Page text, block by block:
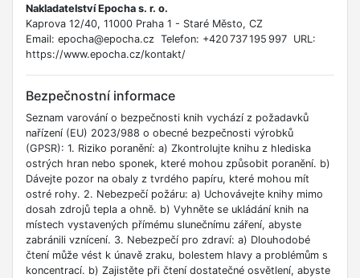
Nakladatelství Epocha s. r. o.
Kaprova 12/40, 11000 Praha 1 - Staré Město, CZ
Email: epocha@epocha.cz Telefon: +420 737 195 997 URL:
https://www.epocha.cz/kontakt/
Bezpečnostní informace
Seznam varování o bezpečnosti knih vychází z požadavků
nařízení (EU) 2023/988 o obecné bezpečnosti výrobků
(GPSR): 1. Riziko poranění: a) Zkontrolujte knihu z hlediska
ostrých hran nebo sponek, které mohou způsobit poranění. b)
Dávejte pozor na obaly z tvrdého papíru, které mohou mít
ostré rohy. 2. Nebezpečí požáru: a) Uchovávejte knihy mimo
dosah zdrojů tepla a ohně. b) Vyhněte se ukládání knih na
místech vystavených přímému slunečnímu záření, abyste
zabránili vznícení. 3. Nebezpečí pro zdraví: a) Dlouhodobé
čtení může vést k únavě zraku, bolestem hlavy a problémům s
koncentrací. b) Zajistěte při čtení dostatečné osvětlení, abyste